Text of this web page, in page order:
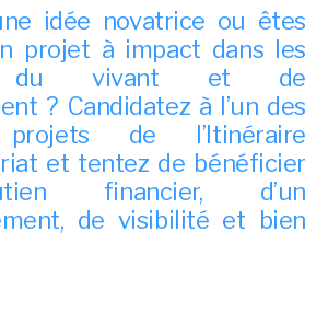
idée novatrice ou êtes
projet à impact dans les
du vivant et de
? Candidatez à l’un des
de l’Itinéraire
et tentez de bénéficier
financier, d’un
de visibilité et bien